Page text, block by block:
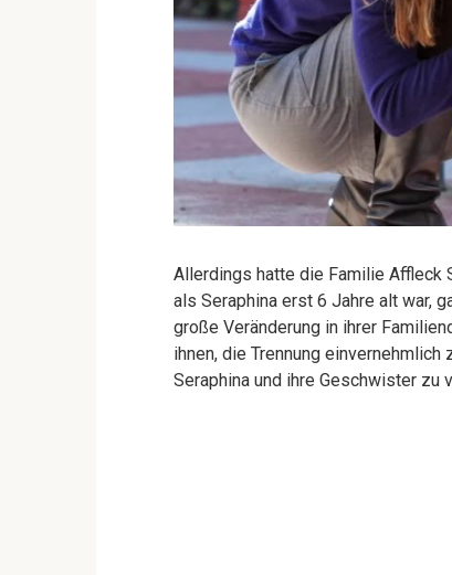
Allerdings hatte die Familie Affleck
als Seraphina erst 6 Jahre alt war,
große Veränderung in ihrer
ihnen, die Trennung
Seraphina und ihre Geschwister zu